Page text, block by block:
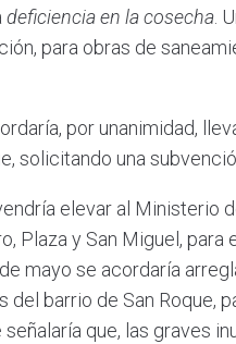
deficiencia en la cosecha.
para obras de
por unanimidad,
solicitando una
elevar al Ministerio
Plaza y San Miguel,
mayo se acordaría
del barrio de San Roque,
que, las graves